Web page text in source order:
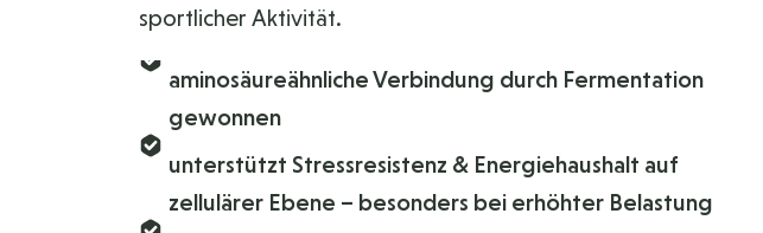
sportlicher Aktivität.
aminosäureähnliche Verbindung durch Fermentation
gewonnen
unterstützt Stressresistenz & Energiehaushalt auf
zellulärer Ebene – besonders bei erhöhter Belastung